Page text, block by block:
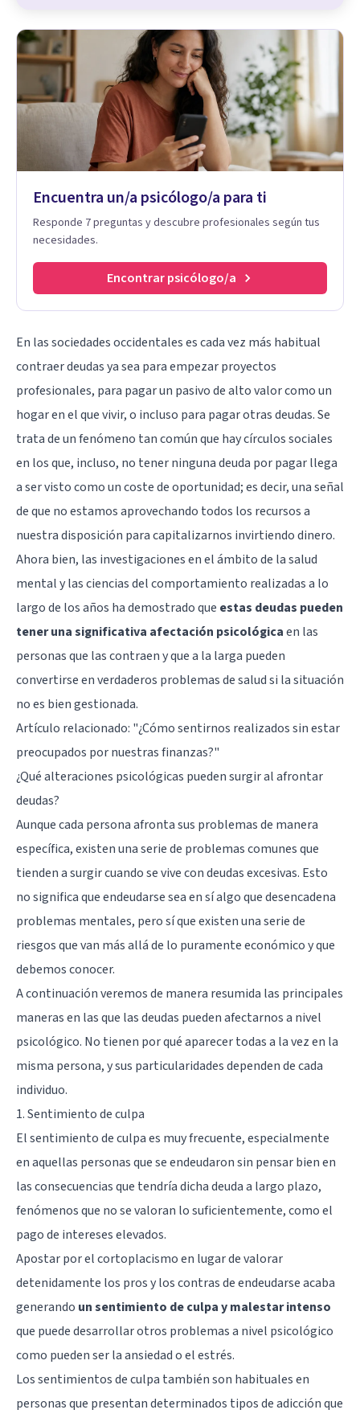
Encuentra un/a psicólogo/a para ti
Responde 7 preguntas y descubre profesionales según tus
necesidades.
Encontrar psicólogo/a
En las sociedades occidentales es cada vez más habitual
contraer deudas ya sea para empezar proyectos
profesionales, para pagar un pasivo de alto valor como un
hogar en el que vivir, o incluso para pagar otras deudas. Se
trata de un fenómeno tan común que hay círculos sociales
en los que, incluso, no tener ninguna deuda por pagar llega
a ser visto como un coste de oportunidad; es decir, una señal
de que no estamos aprovechando todos los recursos a
nuestra disposición para capitalizarnos invirtiendo dinero.
Ahora bien, las investigaciones en el ámbito de la salud
mental y las ciencias del comportamiento realizadas a lo
largo de los años ha demostrado que estas deudas pueden
tener una significativa afectación psicológicaen las
personas que las contraen y que a la larga pueden
convertirse en verdaderos problemas de salud si la situación
no es bien gestionada.
Artículo relacionado: "¿Cómo sentirnos realizados sin estar
preocupados por nuestras finanzas?"
¿Qué alteraciones psicológicas pueden surgir al afrontar
deudas?
Aunque cada persona afronta sus problemas de manera
específica, existen una serie de problemas comunes que
tienden a surgir cuando se vive con deudas excesivas. Esto
no significa que endeudarse sea en sí algo que desencadena
problemas mentales, pero sí que existen una serie de
riesgos que van más allá de lo puramente económico y que
debemos conocer.
A continuación veremos de manera resumida las principales
maneras en las que las deudas pueden afectarnos a nivel
psicológico. No tienen por qué aparecer todas a la vez en la
misma persona, y sus particularidades dependen de cada
individuo.
1. Sentimiento de culpa
El sentimiento de culpa es muy frecuente, especialmente
en aquellas personas que se endeudaron sin pensar bien en
las consecuencias que tendría dicha deuda a largo plazo,
fenómenos que no se valoran lo suficientemente, como el
pago de intereses elevados.
Apostar por el cortoplacismo en lugar de valorar
detenidamente los pros y los contras de endeudarse acaba
generando un sentimiento de culpa y malestar intenso
que puede desarrollar otros problemas a nivel psicológico
como pueden ser la ansiedad o el estrés.
Los sentimientos de culpa también son habituales en
personas que presentan determinados tipos de adicción que